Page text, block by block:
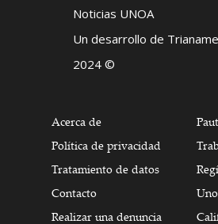
Noticias UNOA
Un desarrollo de
2024 ©
Acerca de
Política de privacidad
Tratamiento de datos
Contacto
Realizar una denuncia